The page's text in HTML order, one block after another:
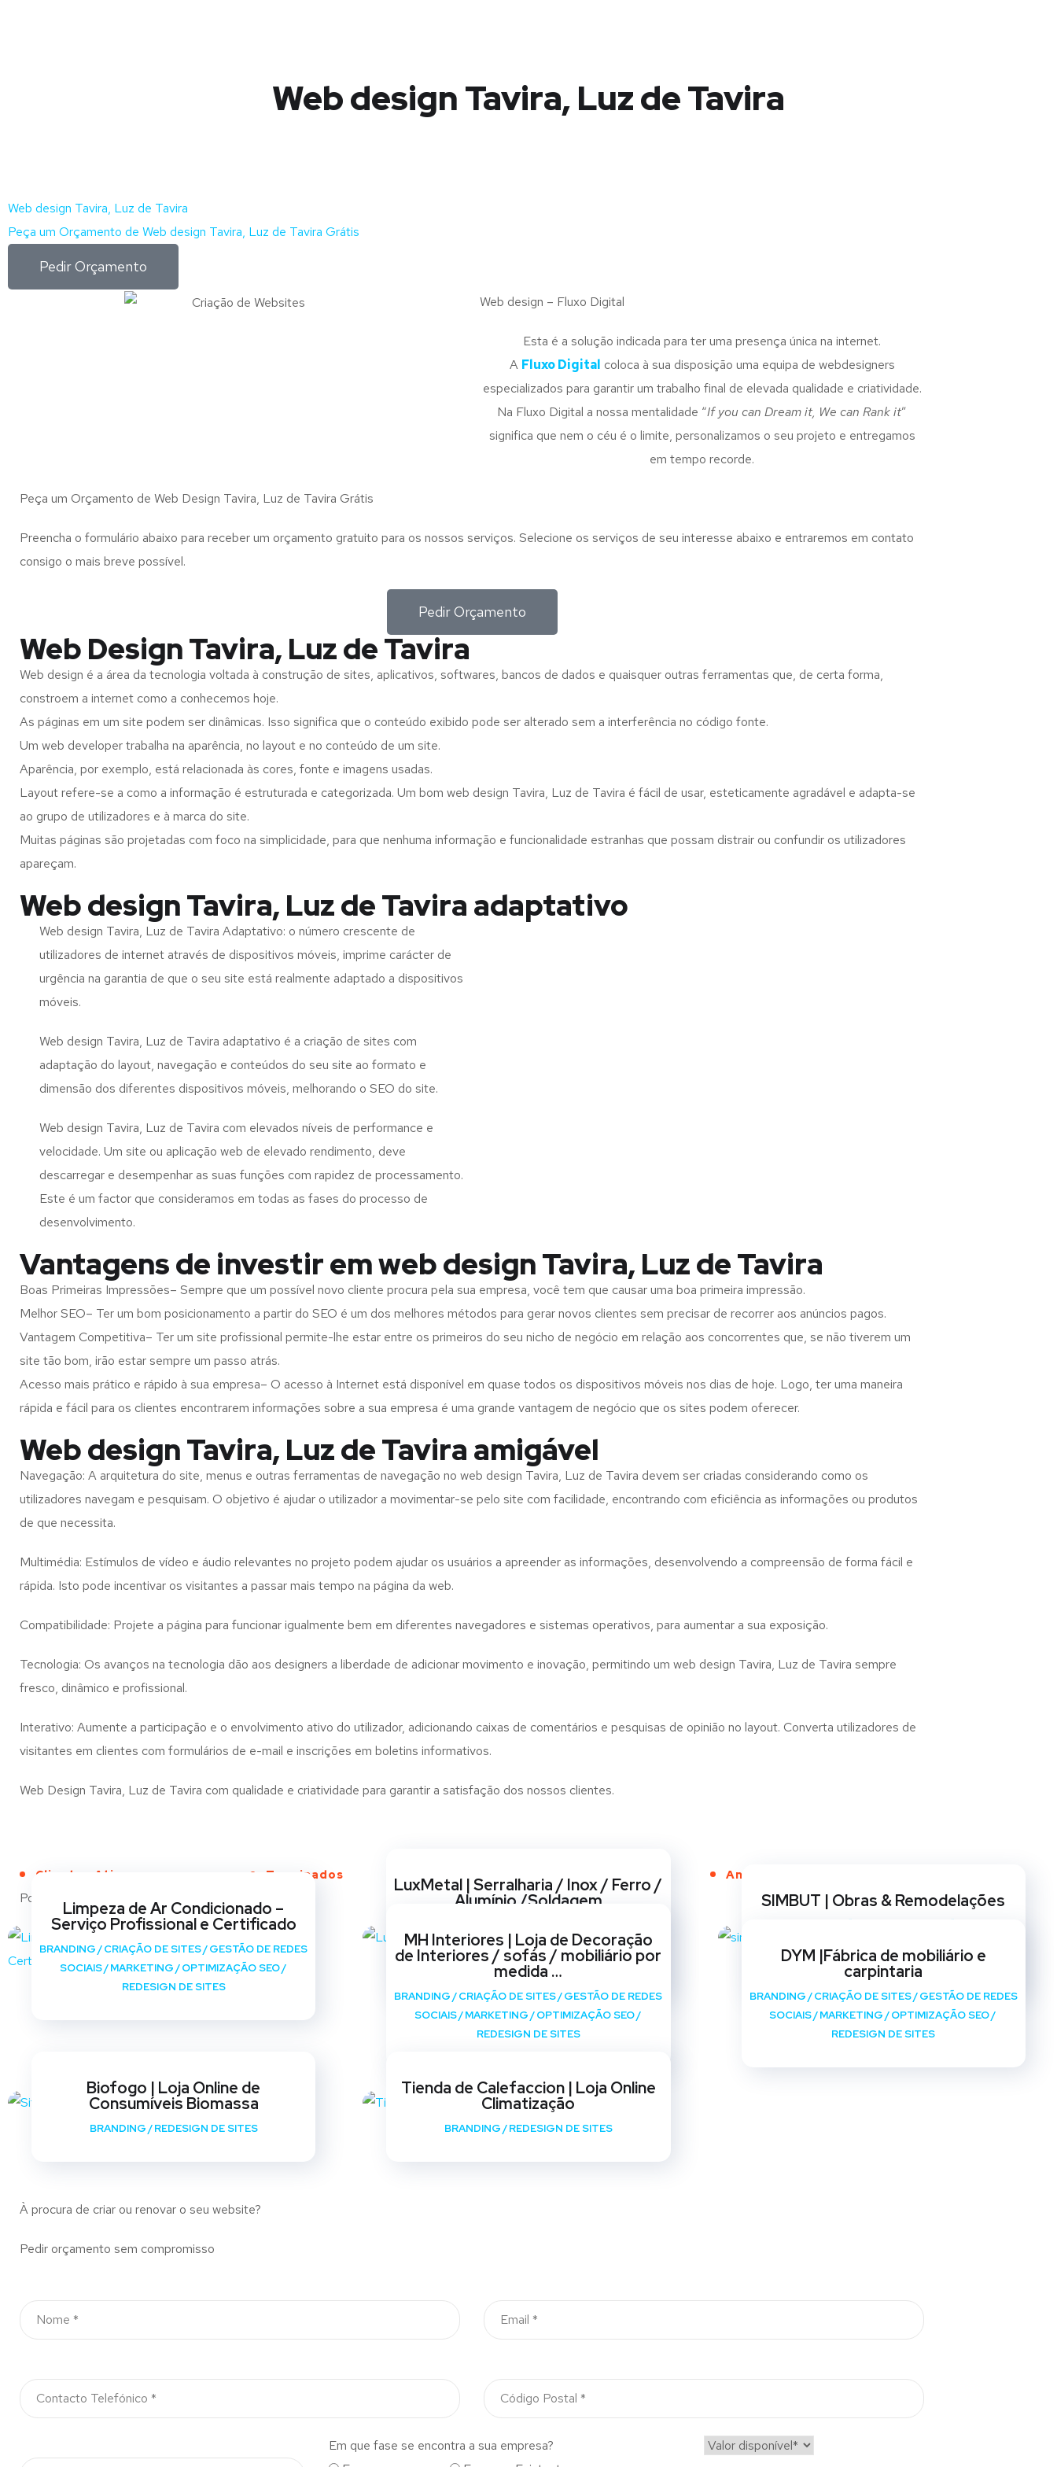
Web design Tavira, Luz de Tavira
Web design Tavira, Luz de Tavira
Peça um Orçamento de Web design Tavira, Luz de Tavira Grátis
Pedir Orçamento
Web design – Fluxo Digital
Esta é a solução indicada para ter uma presença única na internet.
A Fluxo Digital coloca à sua disposição uma equipa de webdesigners
especializados para garantir um trabalho final de elevada qualidade e criatividade.
Na Fluxo Digital a nossa mentalidade “If you can Dream it, We can Rank it”
significa que nem o céu é o limite, personalizamos o seu projeto e entregamos
em tempo recorde.
Peça um Orçamento de Web Design Tavira, Luz de Tavira Grátis
Preencha o formulário abaixo para receber um orçamento gratuito para os nossos serviços. Selecione os serviços de seu interesse abaixo e entraremos em contato
consigo o mais breve possível.
Pedir Orçamento
Web Design Tavira, Luz de Tavira
Web design é a área da tecnologia voltada à construção de sites, aplicativos, softwares, bancos de dados e quaisquer outras ferramentas que, de certa forma,
constroem a internet como a conhecemos hoje.
As páginas em um site podem ser dinâmicas. Isso significa que o conteúdo exibido pode ser alterado sem a interferência no código fonte.
Um web developer trabalha na aparência, no layout e no conteúdo de um site.
Aparência, por exemplo, está relacionada às cores, fonte e imagens usadas.
Layout refere-se a como a informação é estruturada e categorizada. Um bom web design Tavira, Luz de Tavira é fácil de usar, esteticamente agradável e adapta-se
ao grupo de utilizadores e à marca do site.
Muitas páginas são projetadas com foco na simplicidade, para que nenhuma informação e funcionalidade estranhas que possam distrair ou confundir os utilizadores
apareçam.
Web design Tavira, Luz de Tavira adaptativo
Web design Tavira, Luz de Tavira Adaptativo: o número crescente de
utilizadores de internet através de dispositivos móveis, imprime carácter de
urgência na garantia de que o seu site está realmente adaptado a dispositivos
móveis.
Web design Tavira, Luz de Tavira adaptativo é a criação de sites com
adaptação do layout, navegação e conteúdos do seu site ao formato e
dimensão dos diferentes dispositivos móveis, melhorando o SEO do site.
Web design Tavira, Luz de Tavira com elevados níveis de performance e
velocidade. Um site ou aplicação web de elevado rendimento, deve
descarregar e desempenhar as suas funções com rapidez de processamento.
Este é um factor que consideramos em todas as fases do processo de
desenvolvimento.
Vantagens de investir em web design Tavira, Luz de Tavira
Boas Primeiras Impressões– Sempre que um possível novo cliente procura pela sua empresa, você tem que causar uma boa primeira impressão.
Melhor SEO– Ter um bom posicionamento a partir do SEO é um dos melhores métodos para gerar novos clientes sem precisar de recorrer aos anúncios pagos.
Vantagem Competitiva– Ter um site profissional permite-lhe estar entre os primeiros do seu nicho de negócio em relação aos concorrentes que, se não tiverem um
site tão bom, irão estar sempre um passo atrás.
Acesso mais prático e rápido à sua empresa– O acesso à Internet está disponível em quase todos os dispositivos móveis nos dias de hoje. Logo, ter uma maneira
rápida e fácil para os clientes encontrarem informações sobre a sua empresa é uma grande vantagem de negócio que os sites podem oferecer.
Web design Tavira, Luz de Tavira amigável
Navegação: A arquitetura do site, menus e outras ferramentas de navegação no web design Tavira, Luz de Tavira devem ser criadas considerando como os
utilizadores navegam e pesquisam. O objetivo é ajudar o utilizador a movimentar-se pelo site com facilidade, encontrando com eficiência as informações ou produtos
de que necessita.
Multimédia: Estímulos de vídeo e áudio relevantes no projeto podem ajudar os usuários a apreender as informações, desenvolvendo a compreensão de forma fácil e
rápida. Isto pode incentivar os visitantes a passar mais tempo na página da web.
Compatibilidade: Projete a página para funcionar igualmente bem em diferentes navegadores e sistemas operativos, para aumentar a sua exposição.
Tecnologia: Os avanços na tecnologia dão aos designers a liberdade de adicionar movimento e inovação, permitindo um web design Tavira, Luz de Tavira sempre
fresco, dinâmico e profissional.
Interativo: Aumente a participação e o envolvimento ativo do utilizador, adicionando caixas de comentários e pesquisas de opinião no layout. Converta utilizadores de
visitantes em clientes com formulários de e-mail e inscrições em boletins informativos.
Web Design Tavira, Luz de Tavira com qualidade e criatividade para garantir a satisfação dos nossos clientes.
Clientes Ativos Terminados Anos de Serviço
Portfólio
Limpeza de Ar Condicionado –
Serviço Profissional e Certificado
BRANDING/CRIAÇÃO DE SITES/GESTÃO DE REDES
SOCIAIS/MARKETING/OPTIMIZAÇÃO SEO/
REDESIGN DE SITES
LuxMetal | Serralharia / Inox / Ferro /
Alumínio /Soldagem
SOCIAIS/ MARKETING/OPTIMIZAÇÃO SEO/
REDESIGN DE SITES
SIMBUT | Obras & Remodelações
REDESIGN DE SITES
MH Interiores | Loja de Decoração
de Interiores / sofás / mobiliário por
medida …
BRANDING /CRIAÇÃO DE SITES/GESTÃO DE REDES
SOCIAIS/MARKETING/OPTIMIZAÇÃO SEO/
REDESIGN DE SITES
DYM |Fábrica de mobiliário e
carpintaria
BRANDING/CRIAÇÃO DE SITES/GESTÃO DE REDES
SOCIAIS/MARKETING/OPTIMIZAÇÃO SEO/
REDESIGN DE SITES
Biofogo | Loja Online de
Consumíveis Biomassa
BRANDING/REDESIGN DE SITES
Tienda de Calefaccion | Loja Online
Climatização
BRANDING/REDESIGN DE SITES
À procura de criar ou renovar o seu website?
Pedir orçamento sem compromisso
Em que fase se encontra a sua empresa?